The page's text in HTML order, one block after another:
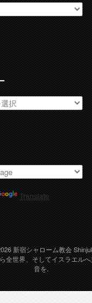
Translate
新宿シャローム教会
全世界、そしてイスラエル
音を.